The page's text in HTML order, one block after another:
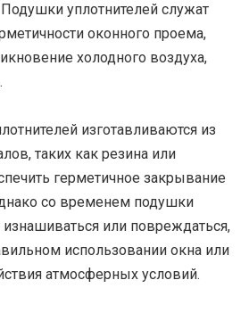
уплотнителей служат
оконного проема,
холодного воздуха,
изготавливаются из
таких как резина или
герметичное закрывание
со временем подушки
изнашиваться или повреждаться,
использовании окна или
атмосферных условий.